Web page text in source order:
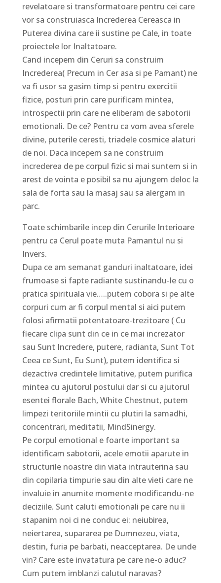
revelatoare si transformatoare pentru cei care
vor sa construiasca Increderea Cereasca in
Puterea divina care ii sustine pe Cale, in toate
proiectele lor Inaltatoare.
Cand incepem din Ceruri sa construim
Increderea( Precum in Cer asa si pe Pamant) ne
va fi usor sa gasim timp si pentru exercitii
fizice, posturi prin care purificam mintea,
introspectii prin care ne eliberam de sabotorii
emotionali. De ce? Pentru ca vom avea sferele
divine, puterile ceresti, triadele cosmice alaturi
de noi. Daca incepem sa ne construim
increderea de pe corpul fizic si mai suntem si in
arest de vointa e posibil sa nu ajungem deloc la
sala de forta sau la masaj sau sa alergam in
parc.
Toate schimbarile incep din Cerurile Interioare
pentru ca Cerul poate muta Pamantul nu si
Invers.
Dupa ce am semanat ganduri inaltatoare, idei
frumoase si fapte radiante sustinandu-le cu o
pratica spirituala vie…..putem cobora si pe alte
corpuri cum ar fi corpul mental si aici putem
folosi afirmatii potentatoare-trezitoare ( Cu
fiecare clipa sunt din ce in ce mai increzator
sau Sunt Incredere, putere, radianta, Sunt Tot
Ceea ce Sunt, Eu Sunt), putem identifica si
dezactiva credintele limitative, putem purifica
mintea cu ajutorul postului dar si cu ajutorul
esentei florale Bach, White Chestnut, putem
limpezi teritoriile mintii cu plutiri la samadhi,
concentrari, meditatii, MindSinergy.
Pe corpul emotional e foarte important sa
identificam sabotorii, acele emotii aparute in
structurile noastre din viata intrauterina sau
din copilaria timpurie sau din alte vieti care ne
invaluie in anumite momente modificandu-ne
deciziile. Sunt caluti emotionali pe care nu ii
stapanim noi ci ne conduc ei: neiubirea,
neiertarea, supararea pe Dumnezeu, viata,
destin, furia pe barbati, neacceptarea. De unde
vin? Care este invatatura pe care ne-o aduc?
Cum putem imblanzi calutul naravas?